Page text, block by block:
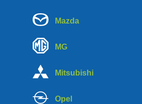
Mazda
MG
Mitsubishi
Opel